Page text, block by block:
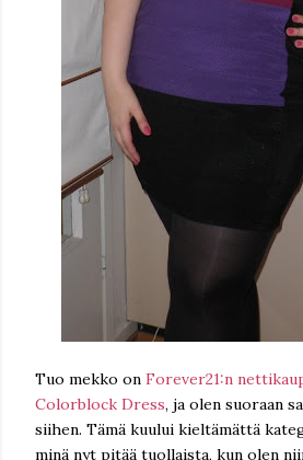
Tuo mekko on Forever21:n
Colorblock Dress, ja olen suoraan
siihen. Tämä kuului kieltämättä
minä nyt pitää tuollaista, kun olen